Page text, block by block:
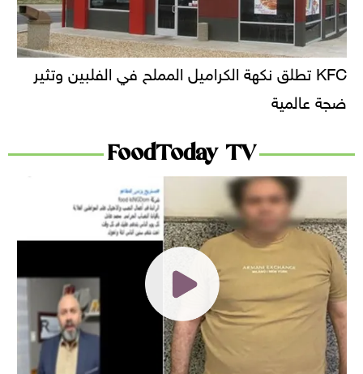
KFC تطلق نكهة الكراميل المملح في الفلبين وتثير
ضجة عالمية
FoodToday TV